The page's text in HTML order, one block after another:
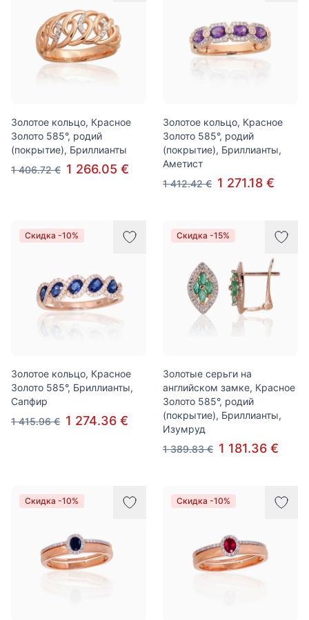
Золотое кольцо, Красное
Золото 585°, родий
(покрытие), Бриллианты
1 406.72 € 1 266.05 €
Золотое кольцо, Красное
Золото 585°, родий
(покрытие), Бриллианты,
Аметист
1 412.42 € 1 271.18 €
Скидка -10%
Золотое кольцо, Красное
Золото 585°, Бриллианты,
Сапфир
1 415.96 € 1 274.36 €
Скидка -15%
Золотые серьги на
английском замке, Красное
Золото 585°, родий
(покрытие), Бриллианты,
Изумруд
1 389.83 € 1 181.36 €
Скидка -10% Скидка -10%